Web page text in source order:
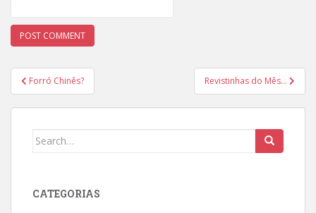
Post
navigation
Forró Chinês? Revistinhas do Mês…
Search
CATEGORIAS